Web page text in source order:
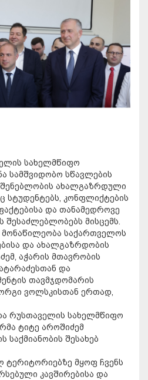
სახელმწიფო
სამშვიდობო სწავლების
ახალგაზრდული
კონფლიქტების
და თანამედროვე
შესაძლებლობებს მისცემს.
მონაწილეობა საქართველოს
და ახალგაზრდობის
აჭარის მთავრობის
და
თავმჯდომარის
ვოლსკისთან ერთად,
რუსთაველის სახელმწიფო
ტიტე აროშიძემ
საქმიანობის შესახებ
ტერიტორიებზე მყოფ ჩვენს
კავშირებისა და